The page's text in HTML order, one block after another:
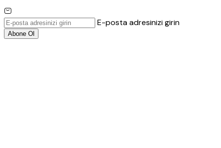
E-posta adresinizi girin
Abone Ol